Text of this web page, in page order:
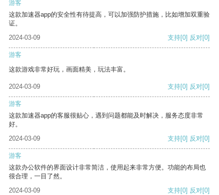
游客
这款加速器app的安全性有待提高，可以加强防护措施，比如增加双重验
证。
2024-03-09
支持[0] 反对[0]
游客
这款游戏非常好玩，画面精美，玩法丰富。
2024-03-09 支持[0] 反对[0]
游客
这款加速器app的客服很贴心，遇到问题都能及时解决，服务态度非常
好。
2024-03-09
支持[0] 反对[0]
游客
这款办公软件的界面设计非常简洁，使用起来非常方便。功能的布局也
很合理，一目了然。
2024-03-09
支持[0] 反对[0]